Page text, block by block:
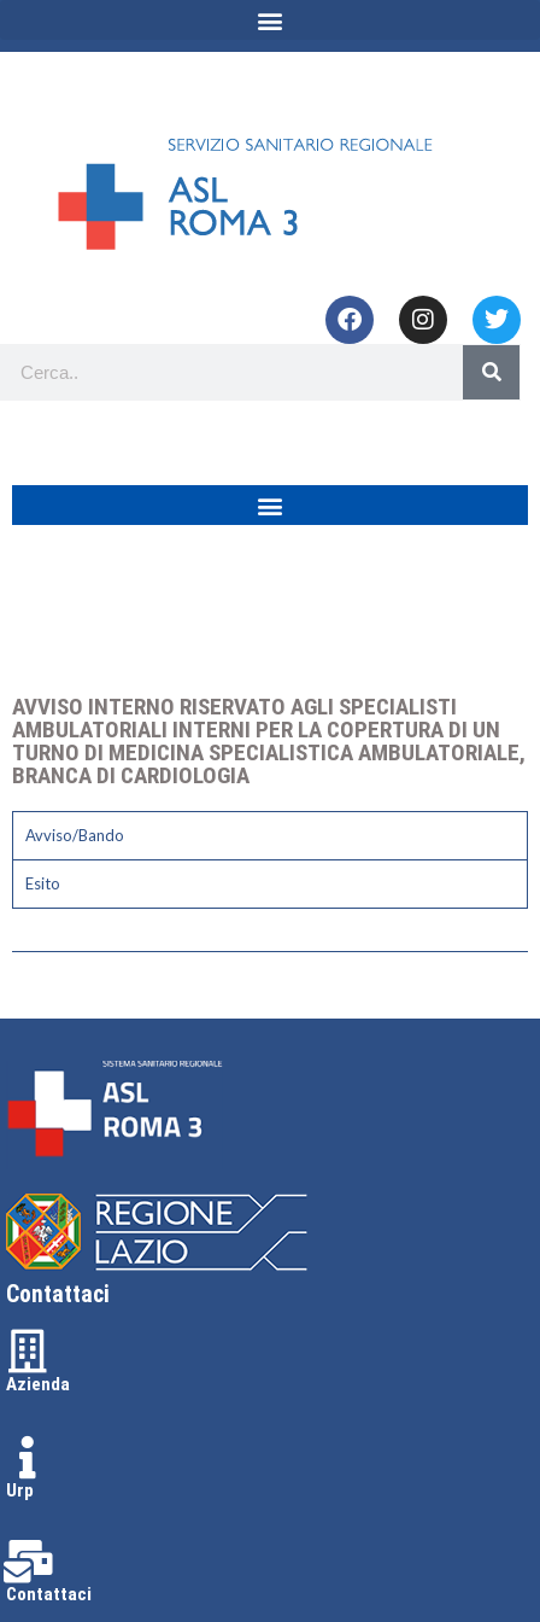
AVVISO INTERNO RISERVATO AGLI SPECIALISTI
AMBULATORIALI INTERNI PER LA COPERTURA DI UN
TURNO DI MEDICINA SPECIALISTICA AMBULATORIALE,
BRANCA DI CARDIOLOGIA
Avviso/Bando
Esito
Contattaci
Azienda
Urp
Contattaci